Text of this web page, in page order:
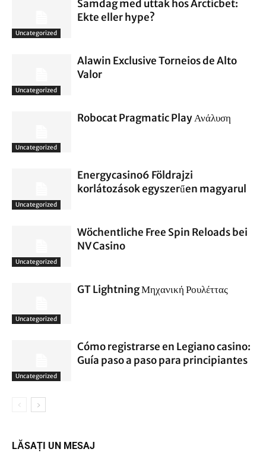
Uncategorized
Samdag med uttak hos Arcticbet:
Ekte eller hype?
Uncategorized
Alawin Exclusive Torneios de Alto
Valor
Uncategorized
Robocat Pragmatic Play Ανάλυση
Uncategorized
Energycasino6 Földrajzi
korlátozások egyszerűen magyarul
Uncategorized
Wöchentliche Free Spin Reloads bei
NV Casino
Uncategorized
GT Lightning Μηχανική Ρουλέττας
Uncategorized
Cómo registrarse en Legiano casino:
Guía paso a paso para principiantes
LĂSAȚI UN MESAJ